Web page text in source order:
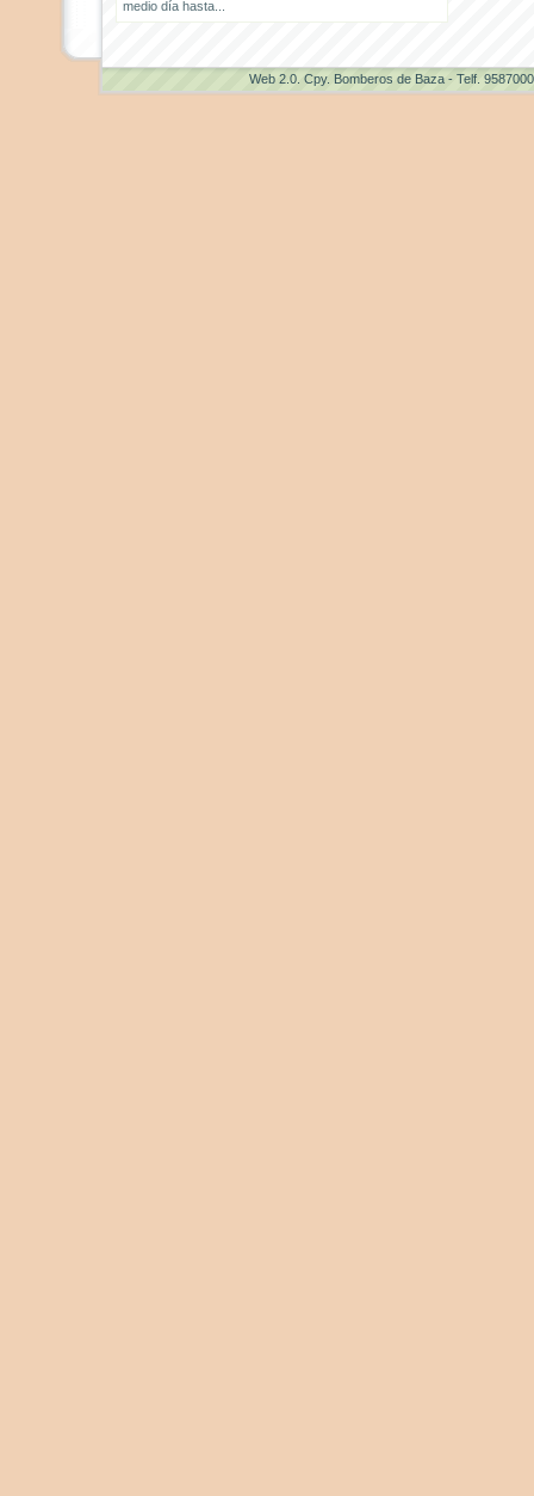
medio día hasta...
Web 2.0 . Cpy. Bomberos de Baza - Telf.